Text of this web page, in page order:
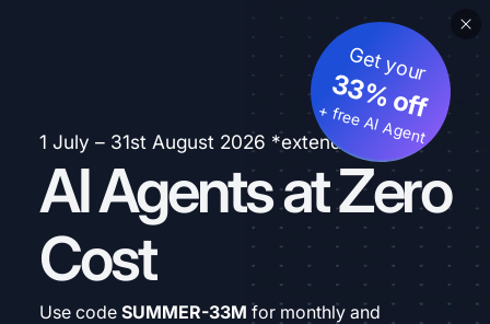
1 July – 31st August 2026 *extended
AI Agents at Zero
Cost
Get your
33% off
+ free AI Agent
Use code SUMMER-33M for monthly and